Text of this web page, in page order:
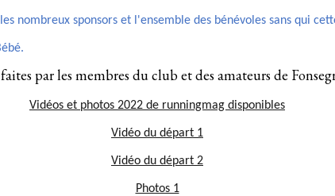
nombreux sponsors et l'ensemble des bénévoles sans qui
par les membres du club et des amateurs de
Vidéos et photos 2022 de runningmag disponibles
Vidéo du départ 1
Vidéo du départ 2
Photos 1